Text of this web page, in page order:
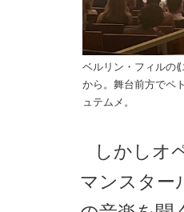
ベルリン・フィルの
から。舞台前方でペ
ュテムメ。
しかしオ
マンスター